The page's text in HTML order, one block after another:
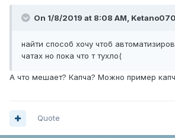
On 1/8/2019 at 8:08 AM,
найти способ хочу чтоб
чатах но пока что т тухло(
А что мешает? Капча? Можно пример
Quote